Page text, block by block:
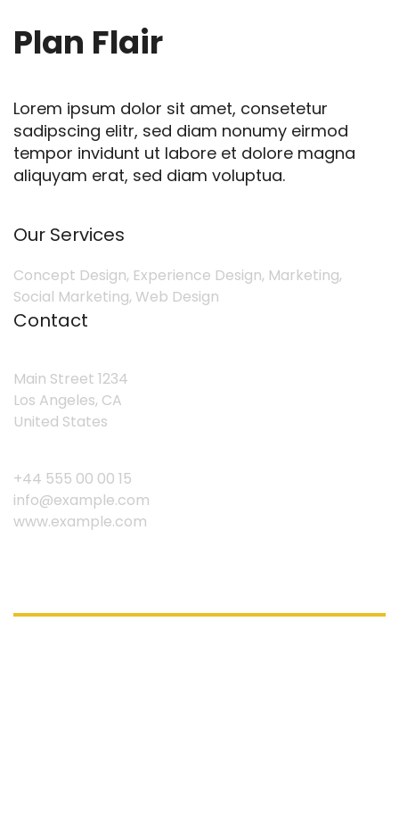
Plan Flair
Lorem ipsum dolor sit amet, consetetur
sadipscing elitr, sed diam nonumy eirmod
tempor invidunt ut labore et dolore magna
aliquyam erat, sed diam voluptua.
Our Services
Concept Design, Experience Design, Marketing,
Social Marketing, Web Design
Contact
Main Street 1234
Los Angeles, CA
United States
+44 555 00 00 15
info@example.com
www.example.com